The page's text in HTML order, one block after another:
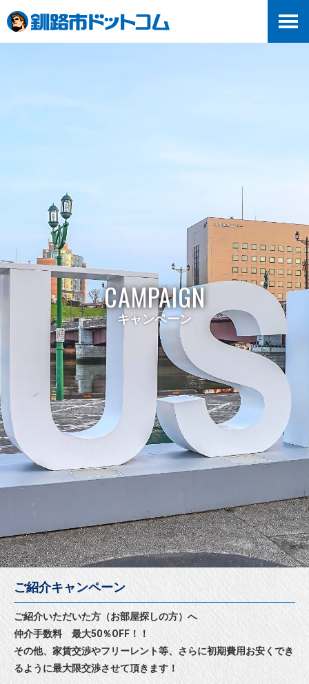
CAMPAIGN
キャンペーン
ご紹介キャンペーン
ご紹介いただいた方（お部屋探しの方）へ
仲介手数料 最大50％OFF！！
その他、家賃交渉やフリーレント等、さらに初期費用お安くでき
るように最大限交渉させて頂きます！